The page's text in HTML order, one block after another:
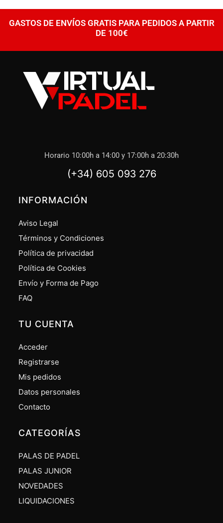
GASTOS DE ENVÍOS GRATIS PARA PEDIDOS A PARTIR
DE 100€
Horario 10:00h a 14:00 y 17:00h a 20:30h
(+34) 605 093 276
INFORMACIÓN
Aviso Legal
Términos y Condiciones
Política de privacidad
Política de Cookies
Envío y Forma de Pago
FAQ
TU CUENTA
Acceder
Registrarse
Mis pedidos
Datos personales
Contacto
CATEGORÍAS
PALAS DE PADEL
PALAS JUNIOR
NOVEDADES
LIQUIDACIONES